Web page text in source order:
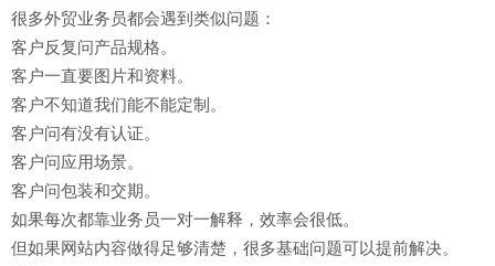
很多外贸业务员都会遇到类似问题：
客户反复问产品规格。
客户一直要图片和资料。
客户不知道我们能不能定制。
客户问有没有认证。
客户问应用场景。
客户问包装和交期。
如果每次都靠业务员一对一解释，效率会很低。
但如果网站内容做得足够清楚，很多基础问题可以提前解决。